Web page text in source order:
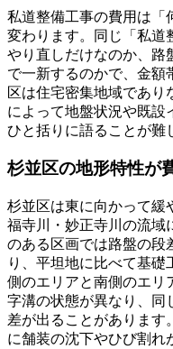
私道整備工事の費用は「
変わります。同じ「私道
やり直しだけなのか、路
で一新するのかで、金額
区は住宅密集地域であり
によって地盤状況や既設
ひと括りに語ることが難
杉並区の地形特性が
杉並区は東に向かって緩
福寺川・妙正寺川の流域
のある区画では路盤の段
り、平坦地に比べて基
側のエリアと南側のエリ
字溝の状態が異なり、同
差が出ることがあります
に舗装の沈下やひび割れ